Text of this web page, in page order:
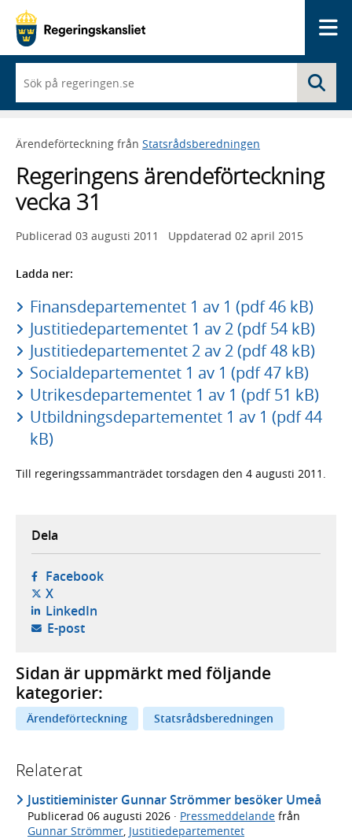
du
börjar
skriva
framträder
lista
med
sökförslag
Ärendeförteckning från Statsrådsberedningen
Regeringens ärendeförteckning
vecka 31
Publicerad 03 augusti 2011 Uppdaterad 02 april 2015
Ladda ner:
Finansdepartementet 1 av 1 (pdf 46 kB)
Justitiedepartementet 1 av 2 (pdf 54 kB)
Justitiedepartementet 2 av 2 (pdf 48 kB)
Socialdepartementet 1 av 1 (pdf 47 kB)
Utrikesdepartementet 1 av 1 (pdf 51 kB)
Utbildningsdepartementet 1 av 1 (pdf 44
kB)
Till regeringssammanträdet torsdagen den 4 augusti 2011.
Dela
Facebook- öppnas i ny flik, extern webbplats,
X- öppnas i ny flik, extern webbplats,
LinkedIn- öppnas i ny flik, extern webbplats,
E-post- öppnar din e-postklient,
Sidan är uppmärkt med följande
kategorier:
Ärendeförteckning Statsrådsberedningen
Relaterat
Justitieminister Gunnar Strömmer besöker Umeå
Publicerad 06 augusti 2026 · Pressmeddelande från
Gunnar Strömmer Justitiedepartementet